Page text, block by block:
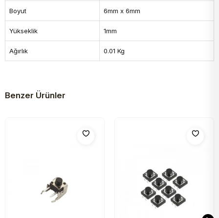
Boyut 6mm x 6mm
Yükseklik 1mm
Ağırlık 0.01 Kg
Benzer Ürünler